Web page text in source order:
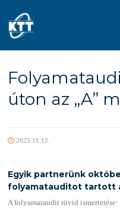
úton az „A”
2025.11.12.
Egyik partnerünk
folyamatauditot tartott
A folyamataudit rövid